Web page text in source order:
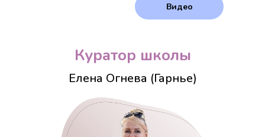
Видео
Елена Огнева (гарнье)
Куратор школы